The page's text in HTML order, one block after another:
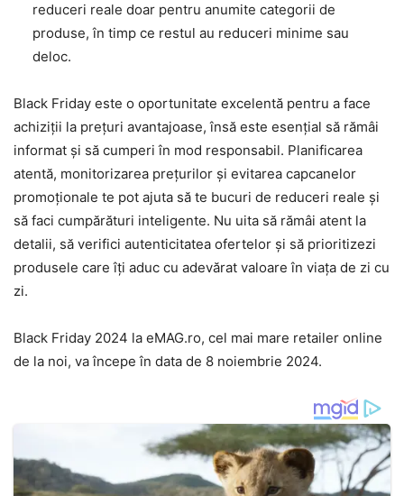
reduceri reale doar pentru anumite categorii de
produse, în timp ce restul au reduceri minime sau
deloc.
Black Friday este o oportunitate excelentă pentru a face
achiziții la prețuri avantajoase, însă este esențial să rămâi
informat și să cumperi în mod responsabil. Planificarea
atentă, monitorizarea prețurilor și evitarea capcanelor
promoționale te pot ajuta să te bucuri de reduceri reale și
să faci cumpărături inteligente. Nu uita să rămâi atent la
detalii, să verifici autenticitatea ofertelor și să prioritizezi
produsele care îți aduc cu adevărat valoare în viața de zi cu
zi.
Black Friday 2024 la eMAG.ro, cel mai mare retailer online
de la noi, va începe în data de 8 noiembrie 2024.